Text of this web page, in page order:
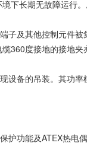
下长期无故障运行
子及其他控制元件
360度接地的接地夹
设备的吊装。其功
护功能及ATEX热电